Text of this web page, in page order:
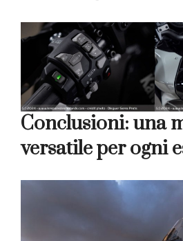
Conclusioni: una
versatile per ogni